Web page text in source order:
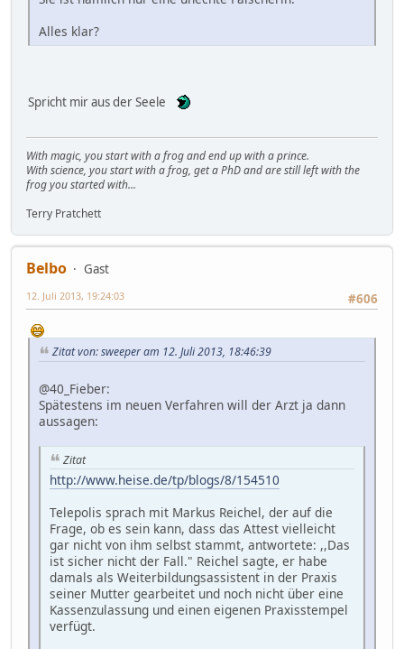
Alles klar?
Spricht mir aus der Seele
With magic, you start with a frog and end up with a prince.
With science, you start with a frog, get a PhD and are still left with the
frog you started with...
Terry Pratchett
Belbo
Gast
#606
12. Juli 2013, 19:24:03
Zitat von: sweeper am 12. Juli 2013, 18:46:39
@40_Fieber:
Spätestens im neuen Verfahren will der Arzt ja dann
aussagen:
Zitat
http://www.heise.de/tp/blogs/8/154510
Telepolis sprach mit Markus Reichel, der auf die
Frage, ob es sein kann, dass das Attest vielleicht
gar nicht von ihm selbst stammt, antwortete: ,,Das
ist sicher nicht der Fall." Reichel sagte, er habe
damals als Weiterbildungsassistent in der Praxis
seiner Mutter gearbeitet und noch nicht über eine
Kassenzulassung und einen eigenen Praxisstempel
verfügt.